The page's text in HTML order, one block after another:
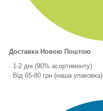
Доставка Новою Поштою
· 1-2 дні (90% асортименту)
· Від 65-80 грн (наша упаковка)